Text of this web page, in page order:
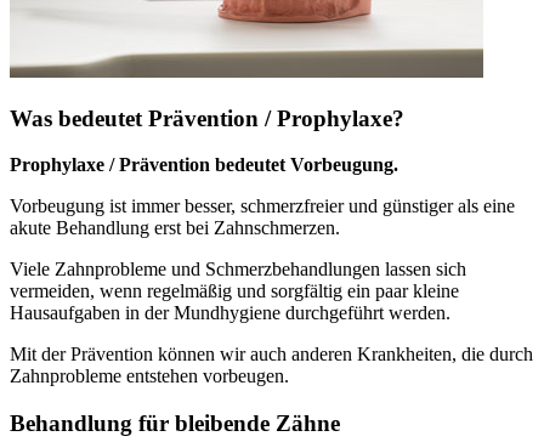
Was bedeutet Prävention / Prophylaxe?
Prophylaxe / Prävention bedeutet Vorbeugung.
Vorbeugung ist immer besser, schmerzfreier und günstiger als eine
akute Behandlung erst bei Zahnschmerzen.
Viele Zahnprobleme und Schmerzbehandlungen lassen sich
vermeiden, wenn regelmäßig und sorgfältig ein paar kleine
Hausaufgaben in der Mundhygiene durchgeführt werden.
Mit der Prävention können wir auch anderen Krankheiten, die durch
Zahnprobleme entstehen vorbeugen.
Behandlung für bleibende Zähne